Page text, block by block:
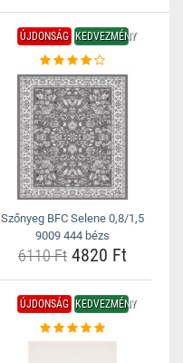
ÚJDONSÁG KEDVEZMÉNY
Szőnyeg BFC Selene 0,8/1,5
9009 444 bézs
6110 Ft 4820 Ft
ÚJDONSÁG KEDVEZMÉNY